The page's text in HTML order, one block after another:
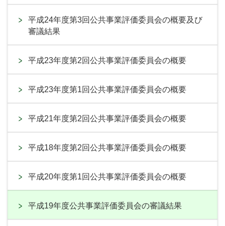
平成24年度第3回公共事業評価委員会の概要及び
審議結果
平成23年度第2回公共事業評価委員会の概要
平成23年度第1回公共事業評価委員会の概要
平成21年度第2回公共事業評価委員会の概要
平成18年度第2回公共事業評価委員会の概要
平成20年度第1回公共事業評価委員会の概要
平成19年度公共事業評価委員会の審議結果